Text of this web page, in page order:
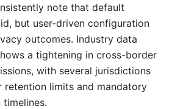
note that default
but user-driven configuration
outcomes. Industry data
a tightening in cross-border
with several jurisdictions
retention limits and mandatory